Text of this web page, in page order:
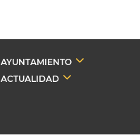
AYUNTAMIENTO
ACTUALIDAD